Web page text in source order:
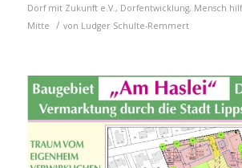
Dorf mit Zukunft e.V., Dorfentwicklung, Mensch
Mitte
/ von Ludger Schulte-Remmert